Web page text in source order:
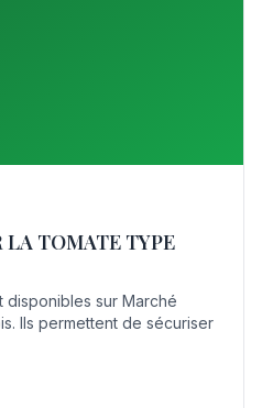
LA TOMATE TYPE
disponibles sur Marché
Ils permettent de sécuriser